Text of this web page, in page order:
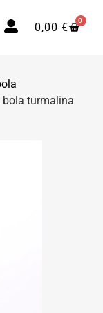
0,00 €
0
turmalina